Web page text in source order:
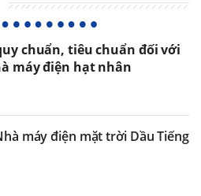
chuẩn, tiêu chuẩn đối với
máy điện hạt nhân
máy điện mặt trời Dầu Tiếng